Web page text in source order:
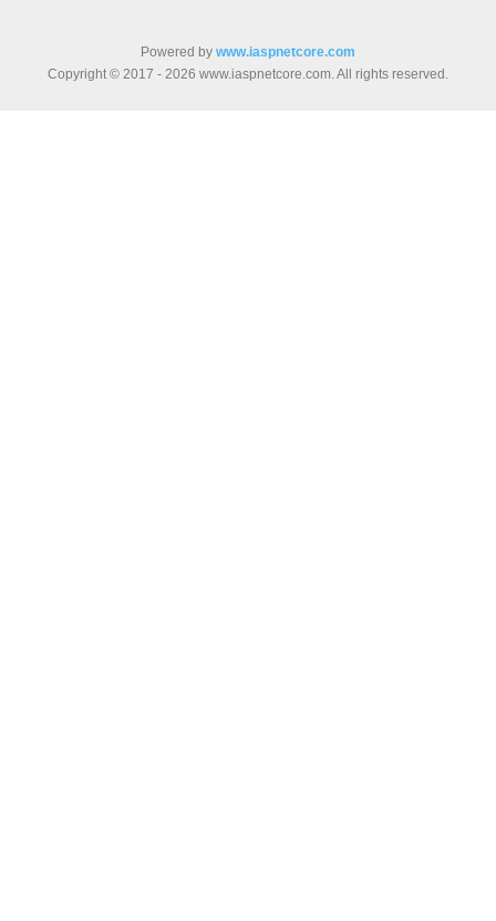
Powered by www.iaspnetcore.com
Copyright © 2017 - 2026 www.iaspnetcore.com. All rights reserved.